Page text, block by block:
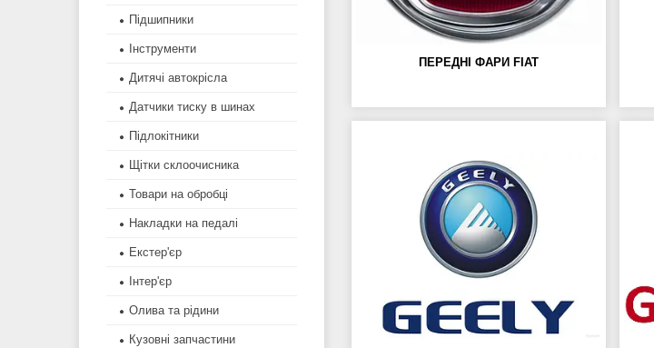
ПЕРЕДНІ ФАРИ FIAT
Підшипники
Інструменти
Дитячі автокрісла
Датчики тиску в шинах
Підлокітники
Щітки склоочисника
Товари на обробці
Накладки на педалі
Екстер'єр
Інтер'єр
Олива та рідини
Кузовні запчастини